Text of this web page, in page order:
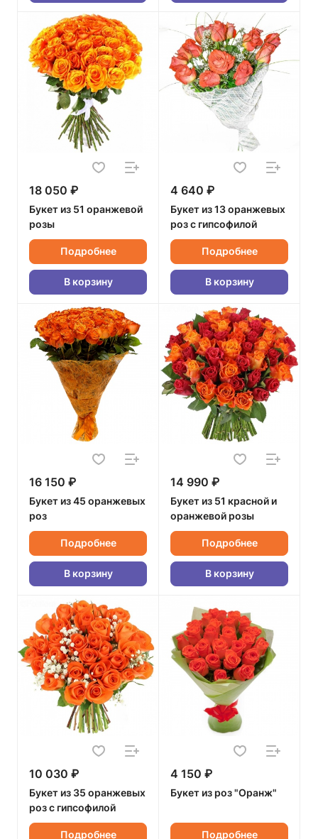
18 050 ₽
Букет из 51 оранжевой
розы
Подробнее
В корзину
4 640 ₽
Букет из 13 оранжевых
роз с гипсофилой
Подробнее
В корзину
16 150 ₽
Букет из 45 оранжевых
роз
Подробнее
В корзину
14 990 ₽
Букет из 51 красной и
оранжевой розы
Подробнее
В корзину
10 030 ₽
Букет из 35 оранжевых
роз с гипсофилой
Подробнее
4 150 ₽
Букет из роз "Оранж"
Подробнее